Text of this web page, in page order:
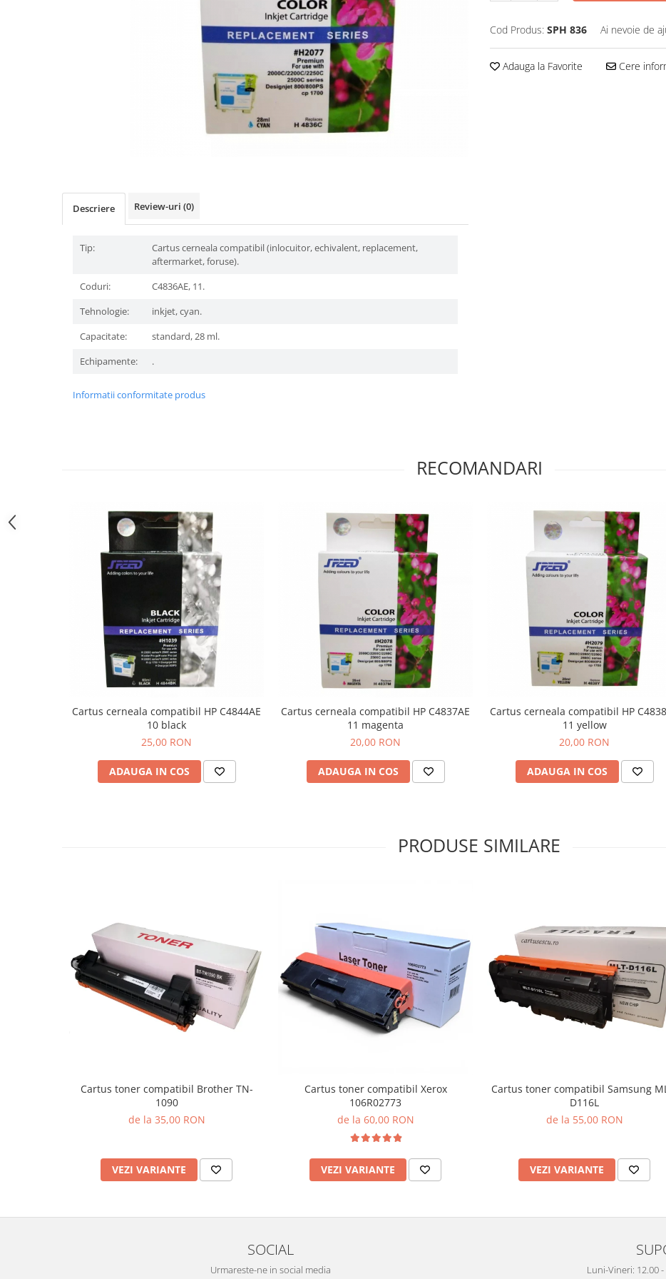
Cod Produs: SPH 836 Ai nevoie de
Adauga la Favorite Cere
Descriere Review-uri (0)
Tip:
Cartus cerneala compatibil (inlocuitor, echivalent, replacement,
aftermarket, foruse).
Coduri:
C4836AE, 11.
Tehnologie:
inkjet, cyan.
Capacitate:
standard, 28 ml.
Echipamente:
.
Informatii conformitate produs
RECOMANDARI
Cartus cerneala compatibil HP C4844AE
10 black
25,00 RON
ADAUGA IN COS
Cartus cerneala compatibil HP C4837AE
11 magenta
20,00 RON
ADAUGA IN COS
Cartus cerneala compatibil HP
11 yellow
20,00 RON
ADAUGA IN COS
PRODUSE SIMILARE
Cartus toner compatibil Brother TN-
1090
de la 35,00 RON
VEZI VARIANTE
Cartus toner compatibil Xerox
106R02773
de la 60,00 RON
VEZI VARIANTE
Cartus toner compatibil Samsung
D116L
de la 55,00 RON
VEZI VARIANTE
SOCIAL
Urmareste-ne in social media
Luni-Vineri: 12.00